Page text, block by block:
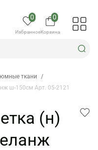
0
Избранное
0
Корзина
ткани
/
ш-150см Арт. 05-2121
(н)